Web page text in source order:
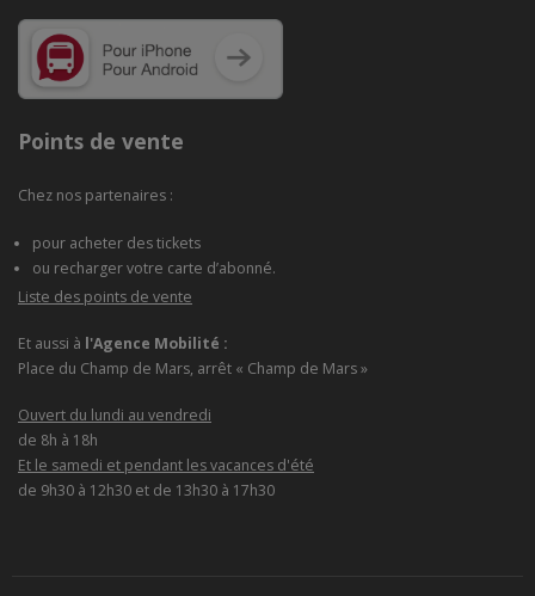
Points de vente
Chez nos partenaires :
pour acheter des tickets
ou recharger votre carte d’abonné.
Liste des points de vente
Et aussi à l'Agence Mobilité :
Place du Champ de Mars, arrêt « Champ de Mars »
Ouvert du lundi au vendredi
de 8h à 18h
Et le samedi et pendant les vacances d'été
de 9h30 à 12h30 et de 13h30 à 17h30